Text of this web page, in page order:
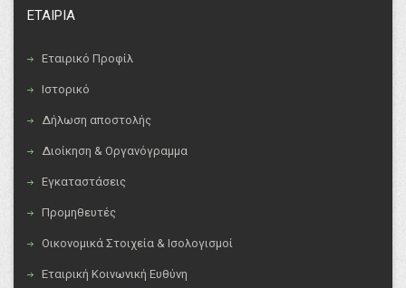
ΕΤΑΙΡΙΑ
Εταιρικό Προφίλ
Ιστορικό
Δήλωση αποστολής
Διοίκηση & Οργανόγραμμα
Εγκαταστάσεις
Προμηθευτές
Οικονομικά Στοιχεία & Ισολογισμοί
Εταιρική Κοινωνική Ευθύνη